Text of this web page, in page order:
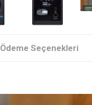
Ödeme Seçenekleri